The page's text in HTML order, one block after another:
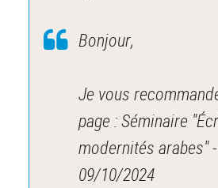
Bonjour,
Je vous
page : Séminaire
modernités arabes" -
09/10/2024